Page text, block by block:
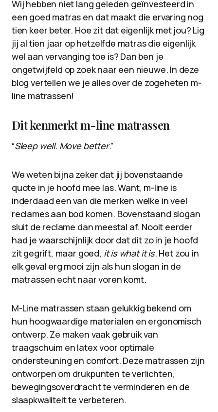
Wij hebben niet lang geleden geïnvesteerd in
een goed matras en dat maakt die ervaring nog
tien keer beter. Hoe zit dat eigenlijk met jou? Lig
jij al tien jaar op hetzelfde matras die eigenlijk
wel aan vervanging toe is? Dan ben je
ongetwijfeld op zoek naar een nieuwe. In deze
blog vertellen we je alles over de zogeheten m-
line matrassen!
Dit kenmerkt m-line matrassen
“Sleep well. Move better.”
We weten bijna zeker dat jij bovenstaande
quote in je hoofd mee las. Want, m-line is
inderdaad een van die merken welke in veel
reclames aan bod komen. Bovenstaand slogan
sluit de reclame dan meestal af. Nooit eerder
had je waarschijnlijk door dat dit zo in je hoofd
zit gegrift, maar goed, it is what it is. Het zou in
elk geval erg mooi zijn als hun slogan in de
matrassen echt naar voren komt.
M-Line matrassen staan gelukkig bekend om
hun hoogwaardige materialen en ergonomisch
ontwerp. Ze maken vaak gebruik van
traagschuim en latex voor optimale
ondersteuning en comfort. Deze matrassen zijn
ontworpen om drukpunten te verlichten,
bewegingsoverdracht te verminderen en de
slaapkwaliteit te verbeteren.